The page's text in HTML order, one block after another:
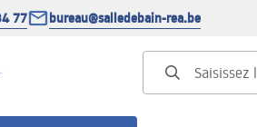
77 bureau@salledebain-rea.be